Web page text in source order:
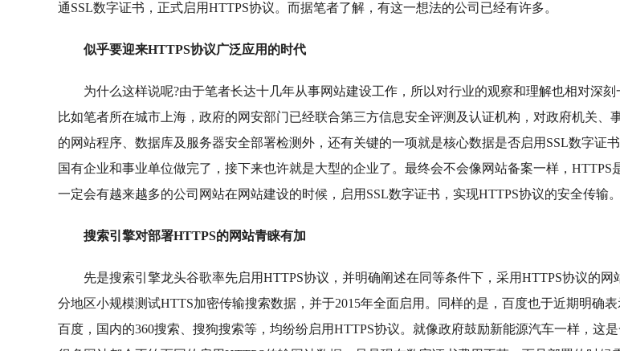
通SSL数字证书，正式启用HTTPS协议。而据笔者了解，有这一想法的公司已经有许多。
似乎要迎来HTTPS协议广泛应用的时代
为什么这样说呢?由于笔者长达十几年从事网站建设工作，所以对行业的观察和理解也相对深刻
比如笔者所在城市上海，政府的网安部门已经联合第三方信息安全评测及认证机构，对政府机关
的网站程序、数据库及服务器安全部署检测外，还有关键的一项就是核心数据是否启用SSL数字证
国有企业和事业单位做完了，接下来也许就是大型的企业了。最终会不会像网站备案一样，
一定会有越来越多的公司网站在网站建设的时候，启用SSL数字证书，实现HTTPS协议的安全传输。
搜索引擎对部署HTTPS的网站青睐有加
先是搜索引擎龙头谷歌率先启用HTTPS协议，并明确阐述在同等条件下，采用HTTPS协议的网
分地区小规模测试HTTS加密传输搜索数据，并于2015年全面启用。同样的是，百度也于近期明确
百度，国内的360搜索、搜狗搜索等，均纷纷启用HTTPS协议。就像政府鼓励新能源汽车一样，这